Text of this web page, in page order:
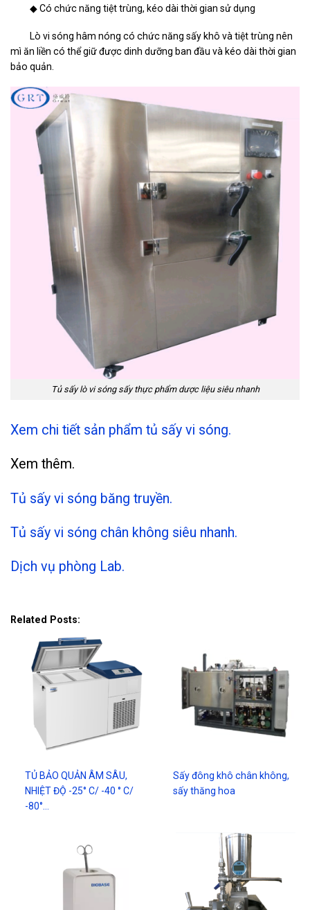
◆ Có chức năng tiệt trùng, kéo dài thời gian sử dụng
Lò vi sóng hâm nóng có chức năng sấy khô và tiệt trùng nên
mì ăn liền có thể giữ được dinh dưỡng ban đầu và kéo dài thời gian
bảo quản.
Tủ sấy lò vi sóng sấy thực phẩm dược liệu siêu nhanh
Xem chi tiết sản phẩm tủ sấy vi sóng.
Xem thêm.
Tủ sấy vi sóng băng truyền.
Tủ sấy vi sóng chân không siêu nhanh.
Dịch vụ phòng Lab.
Related Posts:
TỦ BẢO QUẢN ÂM SÂU,
NHIỆT ĐỘ -25° C/ -40 ° C/
-80°…
Sấy đông khô chân không,
sấy thăng hoa